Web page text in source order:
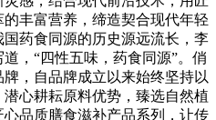
丰富营养，缔造契合现代年轻
药食同源的历史源远流长，李
，“四性五味，药食同源”。俏
，自品牌成立以来始终坚持以
心耕耘原料优势，臻选自然植
品质膳食滋补产品系列，让传